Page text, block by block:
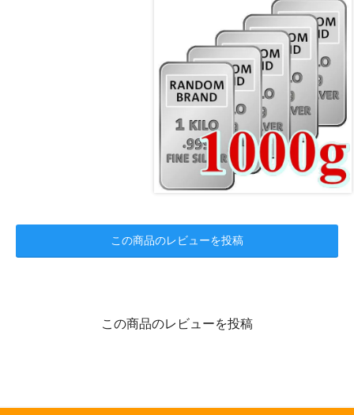
この商品のレビューを投稿
この商品のレビューを投稿